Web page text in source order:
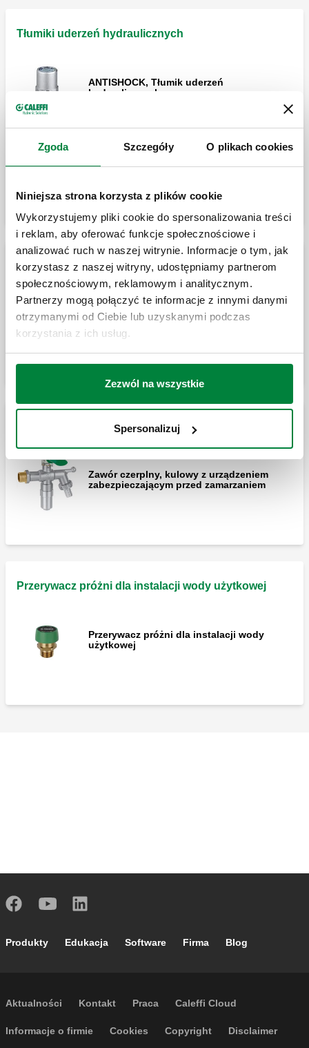
Zgoda Szczegóły O plikach cookies
Niniejsza strona korzysta z plików cookie
Wykorzystujemy pliki cookie do spersonalizowania treści
i reklam, aby oferować funkcje społecznościowe i
analizować ruch w naszej witrynie. Informacje o tym, jak
korzystasz z naszej witryny, udostępniamy partnerom
społecznościowym, reklamowym i analitycznym.
Partnerzy mogą połączyć te informacje z innymi danymi
otrzymanymi od Ciebie lub uzyskanymi podczas
korzystania z ich usług.
Zezwól na wszystkie
Spersonalizuj
Tłumiki uderzeń hydraulicznych
ANTISHOCK, Tłumik uderzeń
hydraulicznych
ANTISHOCK, Tłumik uderzeń
hydraulicznych do zastosowania pod
zlewozmywakami, umywalkami i przy
Ograniczniki przepływu
Ogranicznik przepływu.
Urządzenia zabezpieczające przed zamarzaniem
Zawór czerplny, kulowy z urządzeniem
zabezpieczającym przed zamarzaniem
Przerywacz próżni dla instalacji wody użytkowej
Przerywacz próżni dla instalacji wody
użytkowej
Footer main navigation
Produkty Edukacja Software Firma Blog
Footer secondary navigation
Aktualności Kontakt Praca Caleffi Cloud
Footer menu
Informacje o firmie Cookies Copyright Disclaimer